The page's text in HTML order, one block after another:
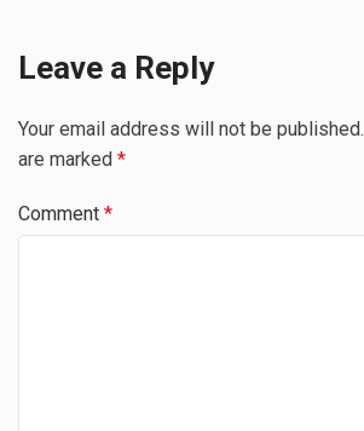
Leave a Reply
Your email address will not be published.
are marked *
Comment *